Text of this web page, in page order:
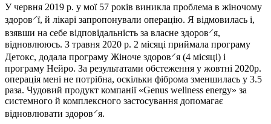
У червня 2019 р. у мої 57 років виникла проблема в жіночому
здоров⸍ї, й лікарі запропонували операцію. Я відмовилась і,
взявши на себе відповідальність за власне здоров⸍я,
відновлююсь. З травня 2020 р. 2 місяці приймала програму
Детокс, додала програму Жіноче здоров⸍я (4 місяці) і
програму Нейро. За результатами обстеження у жовтні 2020р.
операція мені не потрібна, оскільки фіброма зменшилась у 3.5
раза. Чудовий продукт компанії «Genus wellness energy» за
системного й комплексного застосування допомагає
відновлювати здоров⸍я.